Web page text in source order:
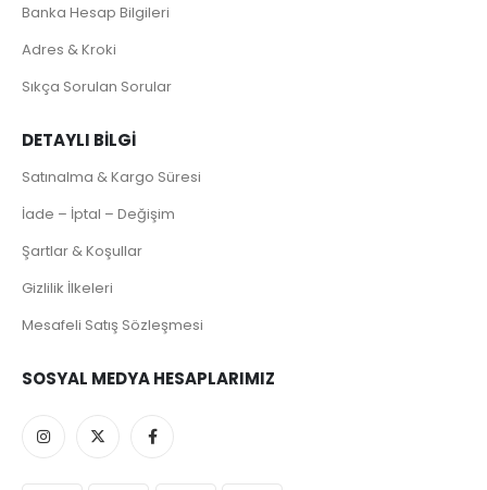
Banka Hesap Bilgileri
Adres & Kroki
Sıkça Sorulan Sorular
DETAYLI BILGI
Satınalma & Kargo Süresi
İade – İptal – Değişim
Şartlar & Koşullar
Gizlilik İlkeleri
Mesafeli Satış Sözleşmesi
SOSYAL MEDYA HESAPLARIMIZ